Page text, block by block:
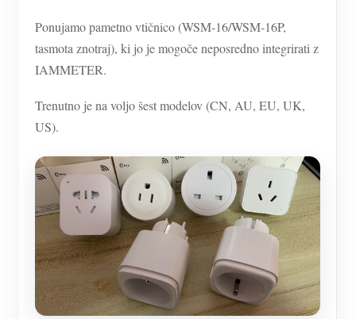
Ponujamo pametno vtičnico (WSM-16/WSM-16P,
tasmota znotraj), ki jo je mogoče neposredno integrirati z
IAMMETER.
Trenutno je na voljo šest modelov (CN, AU, EU, UK,
US).